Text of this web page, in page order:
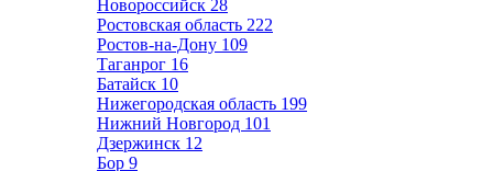
Новороссийск 28
Ростовская область 222
Ростов-на-Дону 109
Таганрог 16
Батайск 10
Нижегородская область 199
Нижний Новгород 101
Дзержинск 12
Бор 9